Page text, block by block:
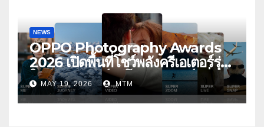
NEWS
OPPO Photography Awards
2026 เปิดพื้นที่โชว์พลังครีเอเตอร์รุ่น
ใหม่ รับเทรนด์วิดีโอคอนเทนต์ เพิ่ม
หมวด “Super Video” ครั้งแรก
MAY 19, 2026 MTM